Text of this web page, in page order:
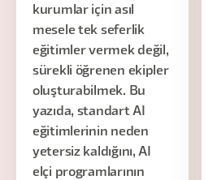
kurumlar için asıl
mesele tek seferlik
eğitimler vermek değil,
sürekli öğrenen ekipler
oluşturabilmek. Bu
yazıda, standart AI
eğitimlerinin neden
yetersiz kaldığını, AI
elçi programlarının